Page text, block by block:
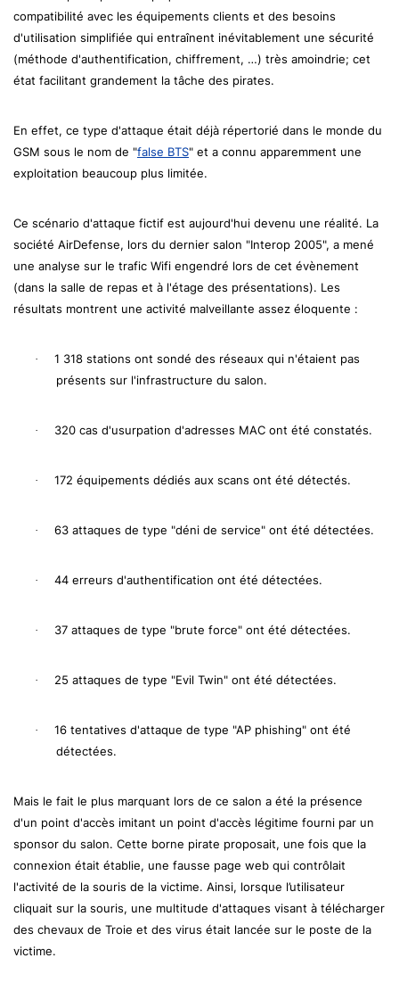
compatibilité avec les équipements clients et des besoins
d'utilisation simplifiée qui entraînent inévitablement une sécurité
(méthode d'authentification, chiffrement, …) très amoindrie; cet
état facilitant grandement la tâche des pirates.
En effet, ce type d'attaque était déjà répertorié dans le monde du
GSM sous le nom de "false BTS" et a connu apparemment une
exploitation beaucoup plus limitée.
Ce scénario d'attaque fictif est aujourd'hui devenu une réalité. La
société AirDefense, lors du dernier salon "Interop 2005", a mené
une analyse sur le trafic Wifi engendré lors de cet évènement
(dans la salle de repas et à l'étage des présentations). Les
résultats montrent une activité malveillante assez éloquente :
·
1 318 stations ont sondé des réseaux qui n'étaient pas
présents sur l'infrastructure du salon.
· 320 cas d'usurpation d'adresses MAC ont été constatés.
· 172 équipements dédiés aux scans ont été détectés.
· 63 attaques de type "déni de service" ont été détectées.
· 44 erreurs d'authentification ont été détectées.
· 37 attaques de type "brute force" ont été détectées.
· 25 attaques de type "Evil Twin" ont été détectées.
·
16 tentatives d'attaque de type "AP phishing" ont été
détectées.
Mais le fait le plus marquant lors de ce salon a été la présence
d'un point d'accès imitant un point d'accès légitime fourni par un
sponsor du salon. Cette borne pirate proposait, une fois que la
connexion était établie, une fausse page web qui contrôlait
l'activité de la souris de la victime. Ainsi, lorsque l’utilisateur
cliquait sur la souris, une multitude d'attaques visant à télécharger
des chevaux de Troie et des virus était lancée sur le poste de la
victime.